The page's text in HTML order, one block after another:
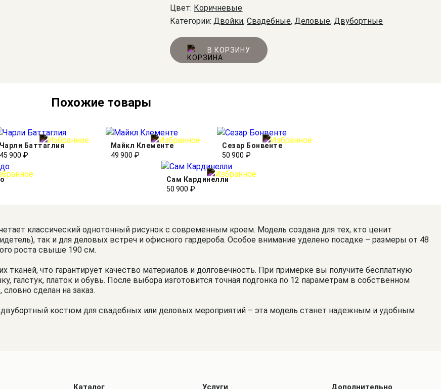
Цвет: Коричневые
Категории:Двойки,Свадебные,Деловые,Двубортные
В КОРЗИНУ
Похожие товары
Чарли Баттаглия
45 900 ₽
Майкл Клементе
49 900 ₽
Сезар Бонвенте
50 900 ₽
Сам Кардинелли
50 900 ₽
классический однотонный рисунок с современным кроем. Модель создана для тех, кто ценит
так и для деловых встреч и офисного гардероба. Особое внимание уделено посадке – размеры от 48
роста свыше 190 см.
что гарантирует качество материалов и долговечность. При примерке вы получите бесплатную
галстук, платок и обувь. После выбора изготовится точная подгонка по 12 параметрам в собственном
сделан на заказ.
костюм для свадебных или деловых мероприятий – эта модель станет надежным и удобным
Каталог Услуги Дополнительно